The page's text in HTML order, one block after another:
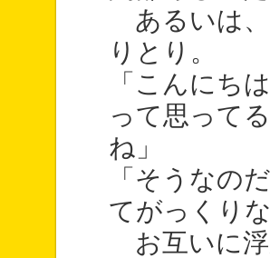
あるいは、
りとり。
「こんにち
って思って
ね」
「そうなの
てがっくり
お互いに浮